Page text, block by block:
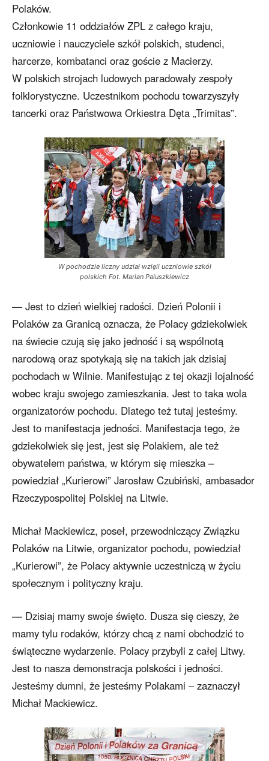
Polaków.
Członkowie 11 oddziałów ZPL z całego kraju,
uczniowie i nauczyciele szkół polskich, studenci,
harcerze, kombatanci oraz goście z Macierzy.
W polskich strojach ludowych paradowały zespoły
folklorystyczne. Uczestnikom pochodu towarzyszyły
tancerki oraz Państwowa Orkiestra Dęta „Trimitas”.
W pochodzie liczny udział wzięli uczniowie szkół
polskich Fot. Marian Paluszkiewicz
— Jest to dzień wielkiej radości. Dzień Polonii i
Polaków za Granicą oznacza, że Polacy gdziekolwiek
na świecie czują się jako jedność i są wspólnotą
narodową oraz spotykają się na takich jak dzisiaj
pochodach w Wilnie. Manifestując z tej okazji lojalność
wobec kraju swojego zamieszkania. Jest to taka wola
organizatorów pochodu. Dlatego też tutaj jesteśmy.
Jest to manifestacja jedności. Manifestacja tego, że
gdziekolwiek się jest, jest się Polakiem, ale też
obywatelem państwa, w którym się mieszka –
powiedział „Kurierowi” Jarosław Czubiński, ambasador
Rzeczypospolitej Polskiej na Litwie.
Michał Mackiewicz, poseł, przewodniczący Związku
Polaków na Litwie, organizator pochodu, powiedział
„Kurierowi”, że Polacy aktywnie uczestniczą w życiu
społecznym i polityczny kraju.
— Dzisiaj mamy swoje święto. Dusza się cieszy, że
mamy tylu rodaków, którzy chcą z nami obchodzić to
świąteczne wydarzenie. Polacy przybyli z całej Litwy.
Jest to nasza demonstracja polskości i jedności.
Jesteśmy dumni, że jesteśmy Polakami – zaznaczył
Michał Mackiewicz.